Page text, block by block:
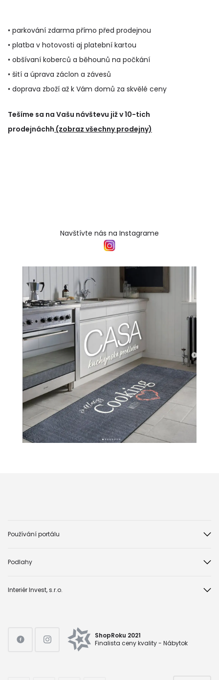
• parkování zdarma přímo před prodejnou
• platba v hotovosti aj platební kartou
• obšívaní koberců a běhounů na počkání
• šití a úprava záclon a závesů
• doprava zboží až k Vám domů za skvělé ceny
Tešíme sa na Vašu návštevu již v 10-tich
prodejnáchh (zobraz všechny prodejny)
Navštívte nás na Instagrame
Používání portálu
Podlahy
Interiér Invest, s.r.o.
ShopRoku 2021
Finalista ceny kvality - Nábytok